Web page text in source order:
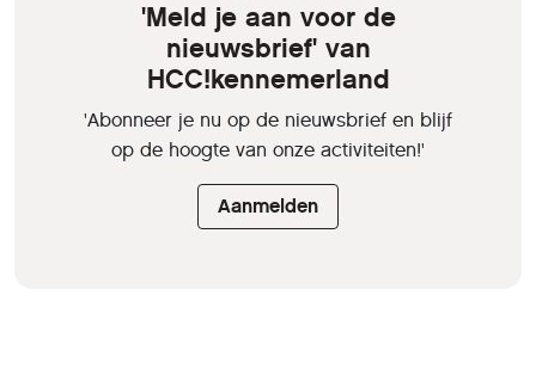
'Meld je aan voor de
nieuwsbrief' van
HCC!kennemerland
'Abonneer je nu op de nieuwsbrief en blijf
op de hoogte van onze activiteiten!'
Aanmelden